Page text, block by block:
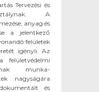
Tervezési és
A
anyag és
a jelentkező
felületek
igényli. Az
felületvédelmi
munka-
nagyságára
és